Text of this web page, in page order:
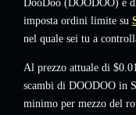
DooDoo (DOODOO) è
imposta ordini limite su
nel quale sei tu a
Al prezzo attuale di
scambi di DOODOO in
minimo per mezzo del